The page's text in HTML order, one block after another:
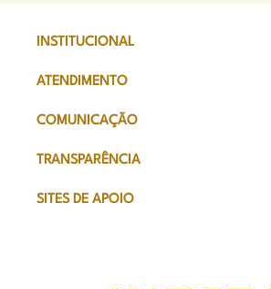
INSTITUCIONAL
ATENDIMENTO
COMUNICAÇÃO
TRANSPARÊNCIA
SITES DE APOIO